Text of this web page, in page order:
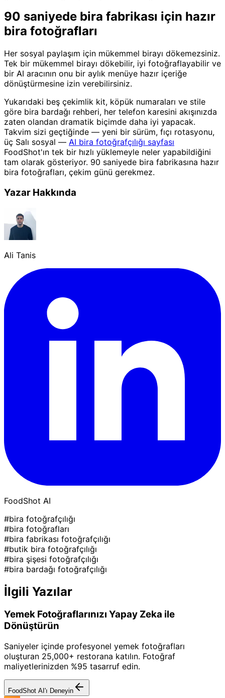
90 saniyede bira fabrikası için hazır
bira fotoğrafları
Her sosyal paylaşım için mükemmel birayı dökemezsiniz.
Tek bir mükemmel birayı dökebilir, iyi fotoğraflayabilir ve
bir AI aracının onu bir aylık menüye hazır içeriğe
dönüştürmesine izin verebilirsiniz.
Yukarıdaki beş çekimlik kit, köpük numaraları ve stile
göre bira bardağı rehberi, her telefon karesini akışınızda
zaten olandan dramatik biçimde daha iyi yapacak.
Takvim sizi geçtiğinde — yeni bir sürüm, fıçı rotasyonu,
üç Salı sosyal — AI bira fotoğrafçılığı sayfası
FoodShot'ın tek bir hızlı yüklemeyle neler yapabildiğini
tam olarak gösteriyor. 90 saniyede bira fabrikasına hazır
bira fotoğrafları, çekim günü gerekmez.
Yazar Hakkında
Ali Tanis
FoodShot AI
#bira fotoğrafçılığı
#bira fotoğrafları
#bira fabrikası fotoğrafçılığı
#butik bira fotoğrafçılığı
#bira şişesi fotoğrafçılığı
#bira bardağı fotoğrafçılığı
İlgili Yazılar
Yemek Fotoğraflarınızı Yapay Zeka ile
Dönüştürün
Saniyeler içinde profesyonel yemek fotoğrafları
oluşturan 25,000+ restorana katılın. Fotoğraf
maliyetlerinizden %95 tasarruf edin.
FoodShot AI'ı Deneyin